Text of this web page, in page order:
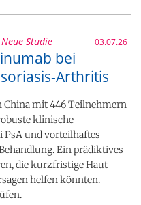
Studie 03.07.26
bei
Arthritis
China mit 446 Teilnehmern
klinische
und vorteilhaftes
Ein prädiktives
die kurzfristige Haut-
helfen könnten.